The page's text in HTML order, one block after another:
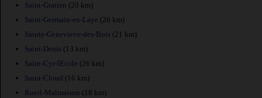
Saint-Gratien (20 km)
Saint-Germain-en-Laye (26 km)
Sainte-Genevieve-des-Bois (21 km)
Saint-Denis (13 km)
Saint-Cyr-lEcole (26 km)
Saint-Cloud (16 km)
Rueil-Malmaison (18 km)